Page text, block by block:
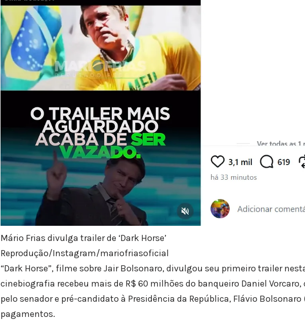
Mário Frias divulga trailer de ‘Dark Horse’
Reprodução/Instagram/mariofriasoficial
“Dark Horse”, filme sobre Jair Bolsonaro, divulgou seu primeiro trailer
cinebiografia recebeu mais de R$ 60 milhões do banqueiro Daniel
pelo senador e pré-candidato à Presidência da República, Flávio Bolsonaro
pagamentos.